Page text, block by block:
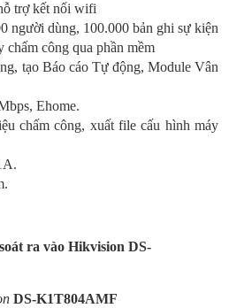
trợ kết nối wifi
người dùng, 100.000 bản ghi sự kiện
công qua phần mềm
tạo Báo cáo Tự động, Module Vân
Ehome.
chấm công, xuất file cấu hình máy
ra vào Hikvision DS-
DS-K1T804AMF